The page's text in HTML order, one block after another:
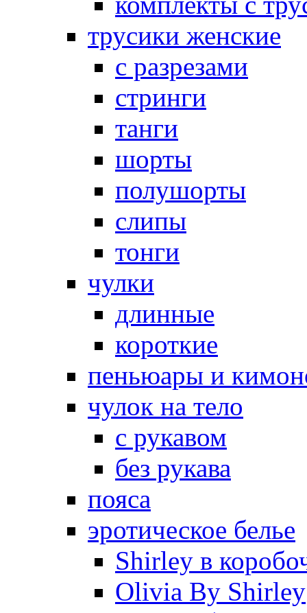
трусики женские
с разрезами
стринги
танги
шорты
полушорты
слипы
тонги
чулки
длинные
короткие
пеньюары и
чулок на тело
с рукавом
без рукава
пояса
эротическое белье
Shirley в
Olivia By Shirley